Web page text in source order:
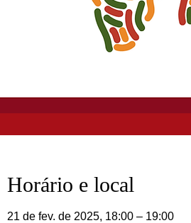
Horário e local
21 de fev. de 2025, 18:00 – 19:00